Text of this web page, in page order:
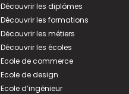
Découvrir les diplômes
Découvrir les formations
Découvrir les métiers
Découvrir les écoles
Ecole de commerce
Ecole de design
Ecole d’ingénieur